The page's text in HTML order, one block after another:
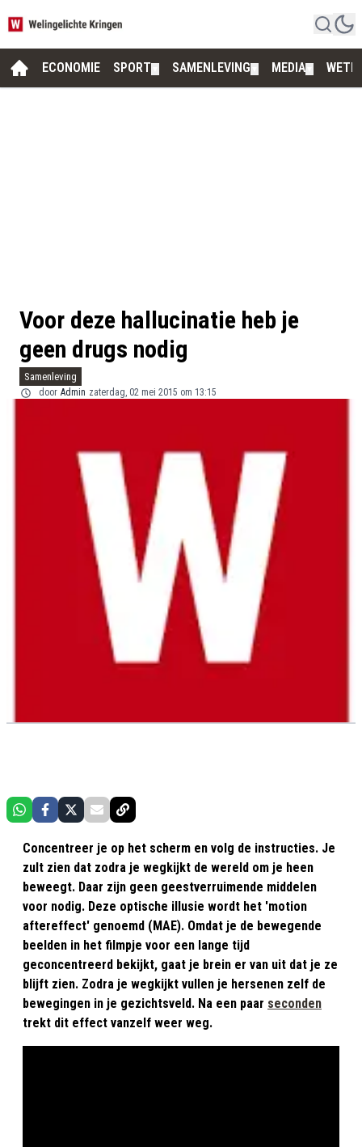
ECONOMIE SPORT SAMENLEVING MEDIA
Voor deze hallucinatie heb je
geen drugs nodig
Samenleving
door Admin zaterdag, 02 mei 2015 om 13:15
Concentreer je op het scherm en volg de instructies. Je
zult zien dat zodra je wegkijkt de wereld om je heen
beweegt. Daar zijn geen geestverruimende middelen
voor nodig. Deze optische illusie wordt het 'motion
aftereffect' genoemd (MAE). Omdat je de bewegende
beelden in het filmpje voor een lange tijd
geconcentreerd bekijkt, gaat je brein er van uit dat je ze
blijft zien. Zodra je wegkijkt vullen je hersenen zelf de
bewegingen in je gezichtsveld. Na een paar seconden
trekt dit effect vanzelf weer weg.